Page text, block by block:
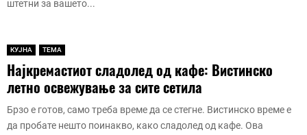
штетни за вашето...
КУЈНА ТЕМА
Најкремастиот сладолед од кафе: Вистинско
летно освежување за сите сетила
Брзо е готов, само треба време да се стегне. Вистинско време е
да пробате нешто поинакво, како сладолед од кафе. Ова